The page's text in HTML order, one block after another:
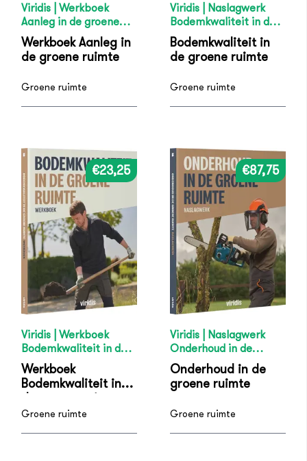
Viridis | Werkboek
Aanleg in de groene
ruimte
Werkboek Aanleg in
de groene ruimte
Groene ruimte
Viridis | Naslagwerk
Bodemkwaliteit in de
groene ruimte
Bodemkwaliteit in
de groene ruimte
Groene ruimte
Viridis | Werkboek
Bodemkwaliteit in de
groene ruimte
Werkboek
Bodemkwaliteit in
de groene ruimte
€23,25
Groene ruimte
Viridis | Naslagwerk
Onderhoud in de
groene ruimte
Onderhoud in de
groene ruimte
€87,75
Groene ruimte